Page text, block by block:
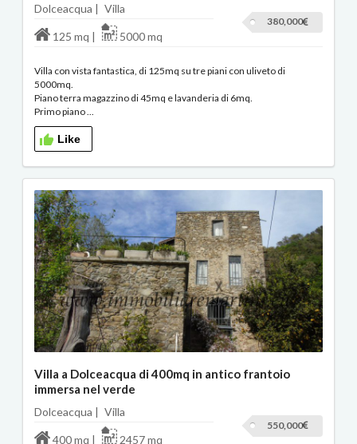
Dolceacqua | Villa
380,000
125 mq | 5000 mq
Villa con vista fantastica, di 125mq su tre piani con uliveto di
5000mq.
Piano terra magazzino di 45mq e lavanderia di 6mq.
Primo piano ...
Like
Villa a Dolceacqua di 400mq in antico frantoio
immersa nel verde
Dolceacqua | Villa
550,000
400 mq | 2457 mq